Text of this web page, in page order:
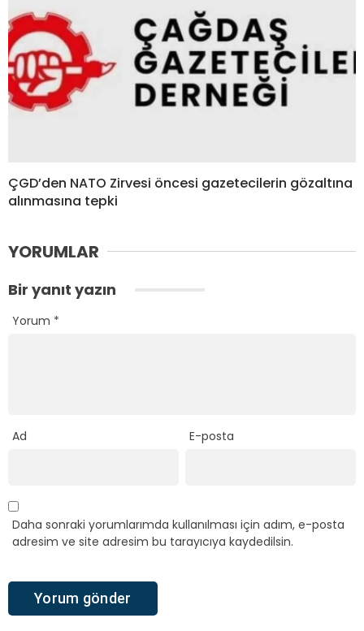
ÇGD’den NATO Zirvesi öncesi gazetecilerin gözaltına
alınmasına tepki
YORUMLAR
Bir yanıt yazın
Yorum *
Ad E-posta
Daha sonraki yorumlarımda kullanılması için adım, e-posta
adresim ve site adresim bu tarayıcıya kaydedilsin.